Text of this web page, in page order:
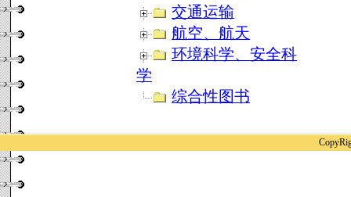
交通运输
航空、航天
环境科学、安全科
学
综合性图书